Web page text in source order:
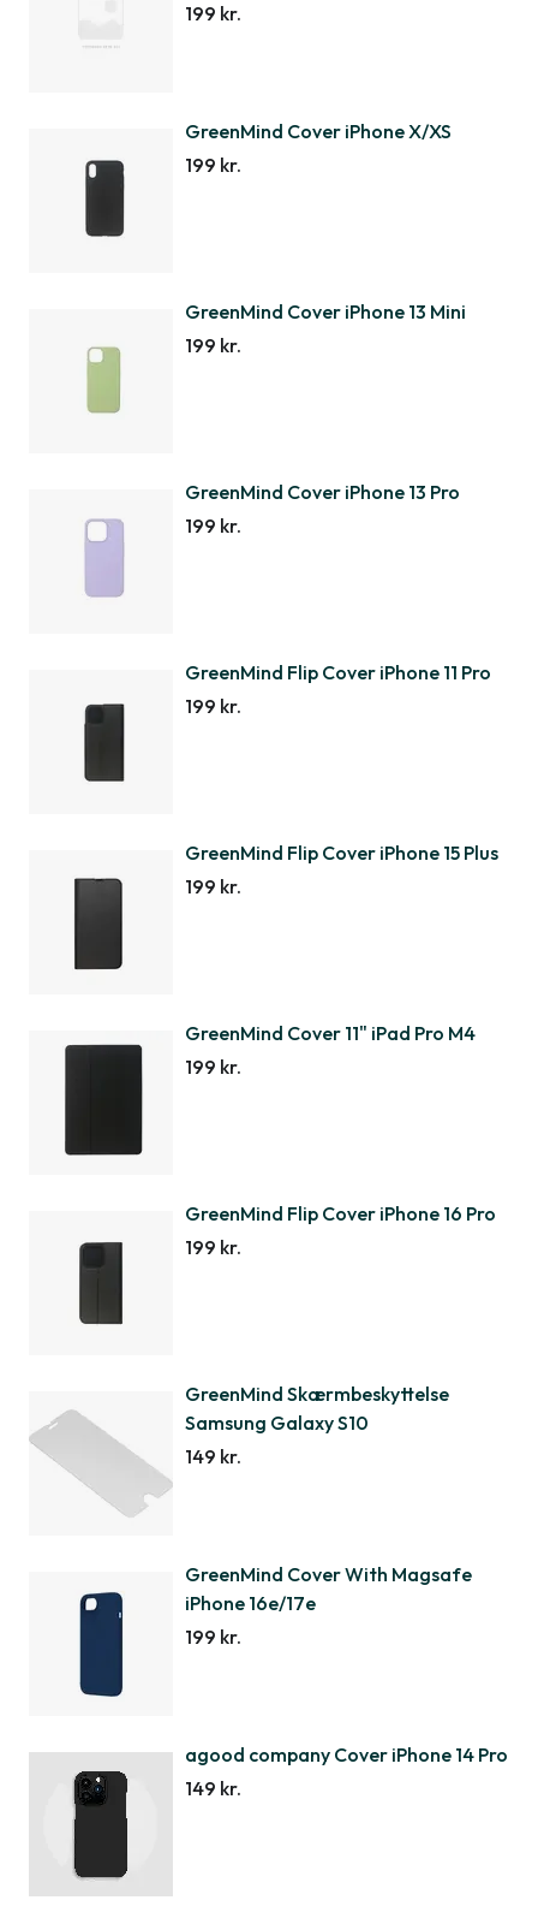
199 kr.
GreenMind Cover iPhone X/XS
199 kr.
GreenMind Cover iPhone 13 Mini
199 kr.
GreenMind Cover iPhone 13 Pro
199 kr.
GreenMind Flip Cover iPhone 11 Pro
199 kr.
GreenMind Flip Cover iPhone 15 Plus
199 kr.
GreenMind Cover 11" iPad Pro M4
199 kr.
GreenMind Flip Cover iPhone 16 Pro
199 kr.
GreenMind Skærmbeskyttelse
Samsung Galaxy S10
149 kr.
GreenMind Cover With Magsafe
iPhone 16e/17e
199 kr.
agood company Cover iPhone 14 Pro
149 kr.